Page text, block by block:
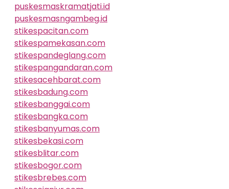
puskesmaskramatjati.id
puskesmasngambeg.id
stikespacitan.com
stikespamekasan.com
stikespandeglang.com
stikespangandaran.com
stikesacehbarat.com
stikesbadung.com
stikesbanggai.com
stikesbangka.com
stikesbanyumas.com
stikesbekasi.com
stikesblitar.com
stikesbogor.com
stikesbrebes.com